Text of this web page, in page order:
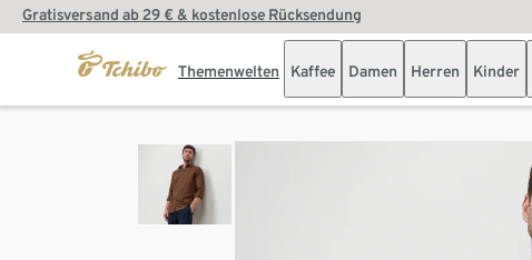
Gratisversand ab 29 € & kostenlose Rücksendung
Themenwelten Kaffee Damen Herren Kinder